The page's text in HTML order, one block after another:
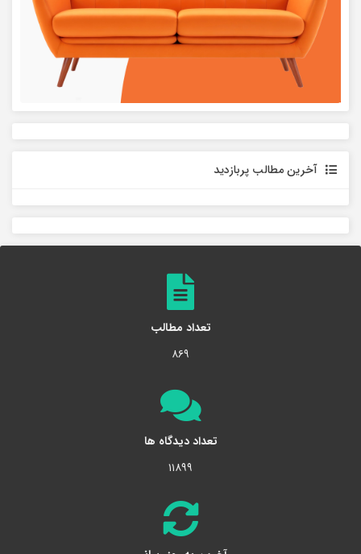
آخرین مطالب پربازدید
تعداد مطالب
۸۶۹
تعداد دیدگاه ها
۱۱۸۹۹